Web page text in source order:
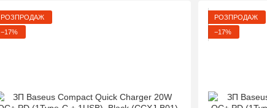
РОЗПРОДАЖ
−17%
РОЗПРОДАЖ
−17%